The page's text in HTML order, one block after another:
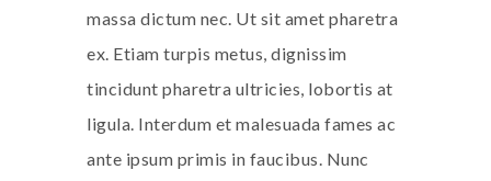
massa dictum nec. Ut sit amet pharetra
ex. Etiam turpis metus, dignissim
tincidunt pharetra ultricies, lobortis at
ligula. Interdum et malesuada fames ac
ante ipsum primis in faucibus. Nunc